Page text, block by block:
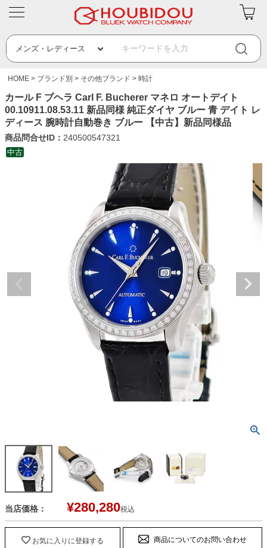
HOME ブランド別 その他ブランド 時計
カール F ブヘラ Carl F. Bucherer マネロ オートデイト
00.10911.08.53.11 新品同様 純正ダイヤ ブルー 青 デイト レ
ディース 腕時計自動巻き ブルー 【中古】新品同様品
商品問合せID： 240500547321
中古
当店価格： ¥280,280税込
お気に入りに登録する 商品についてのお問い合わせ